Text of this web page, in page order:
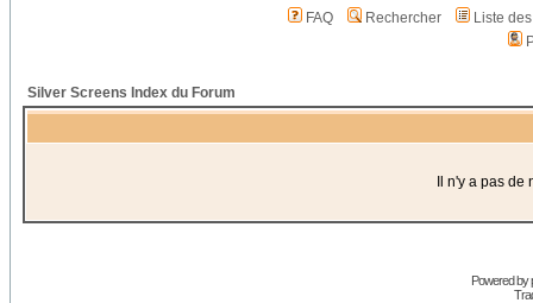
FAQ Rechercher
Liste
Silver Screens Index du Forum
Il n'y a pas
Powered by